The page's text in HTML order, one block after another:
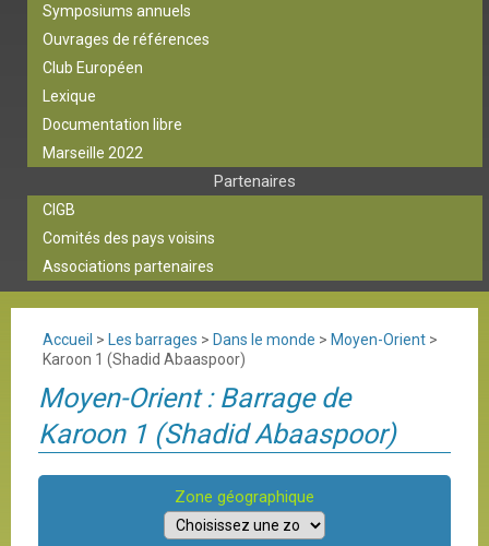
Symposiums annuels
Ouvrages de références
Club Européen
Lexique
Documentation libre
Marseille 2022
Partenaires
CIGB
Comités des pays voisins
Associations partenaires
Accueil > Les barrages > Dans le monde > Moyen-Orient >
Karoon 1 (Shadid Abaaspoor)
Moyen-Orient : Barrage de
Karoon 1 (Shadid Abaaspoor)
Zone géographique